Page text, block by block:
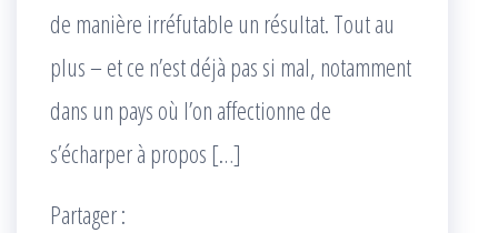
de manière irréfutable un résultat. Tout au
plus – et ce n’est déjà pas si mal, notamment
dans un pays où l’on affectionne de
s’écharper à propos […]
Partager :